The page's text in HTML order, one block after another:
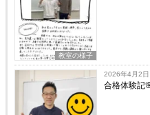
教室の様子
2026年4月2日
合格体験記